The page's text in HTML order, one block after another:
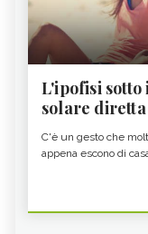
L'ipofisi sotto
solare
C'è un gesto che
appena escono di